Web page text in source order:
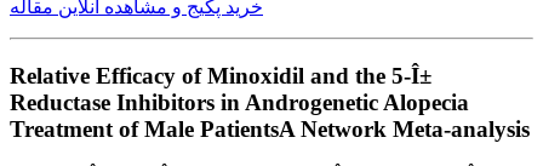
خرید پکیج و مشاهده آنلاین مقاله
Relative Efficacy of Minoxidil and the 5-Î±
Reductase Inhibitors in Androgenetic Alopecia
Treatment of Male PatientsA Network Meta-analysis